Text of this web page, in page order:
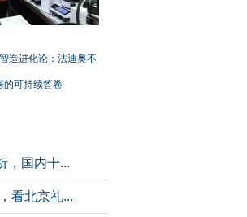
，国内十...
看北京礼...